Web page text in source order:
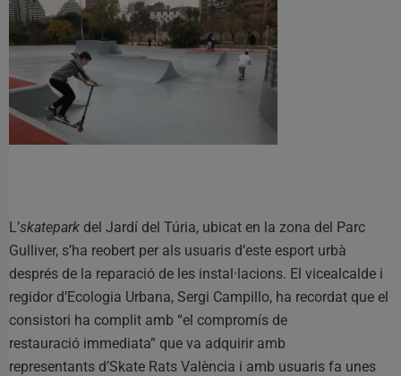
L’skatepark del Jardí del Túria, ubicat en la zona del Parc
Gulliver, s’ha reobert per als usuaris d’este esport urbà
després de la reparació de les instal·lacions. El vicealcalde i
regidor d’Ecologia Urbana, Sergi Campillo, ha recordat que el
consistori ha complit amb “el compromís de
restauració immediata” que va adquirir amb
representants d’Skate Rats València i amb usuaris fa unes